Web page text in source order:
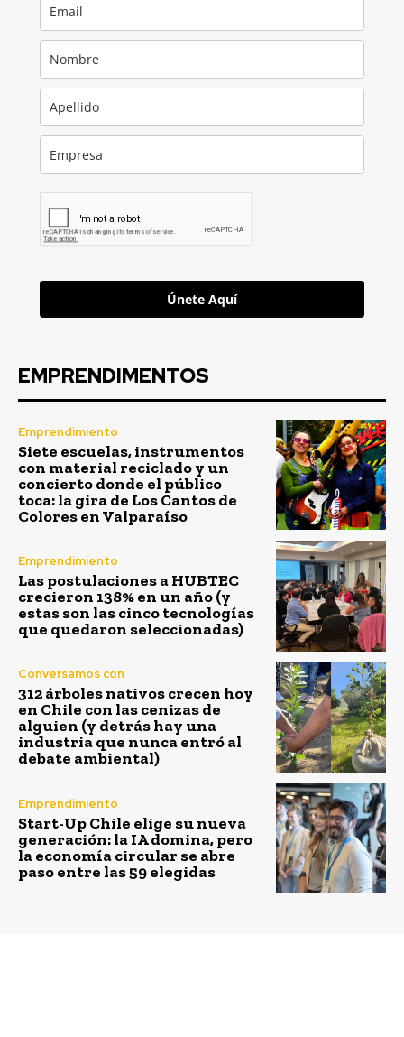
Únete Aquí
EMPRENDIMENTOS
Emprendimiento
Siete escuelas, instrumentos
con material reciclado y un
concierto donde el público
toca: la gira de Los Cantos de
Colores en Valparaíso
Emprendimiento
Las postulaciones a HUBTEC
crecieron 138% en un año (y
estas son las cinco tecnologías
que quedaron seleccionadas)
Conversamos con
312 árboles nativos crecen hoy
en Chile con las cenizas de
alguien (y detrás hay una
industria que nunca entró al
debate ambiental)
Emprendimiento
Start-Up Chile elige su nueva
generación: la IA domina, pero
la economía circular se abre
paso entre las 59 elegidas